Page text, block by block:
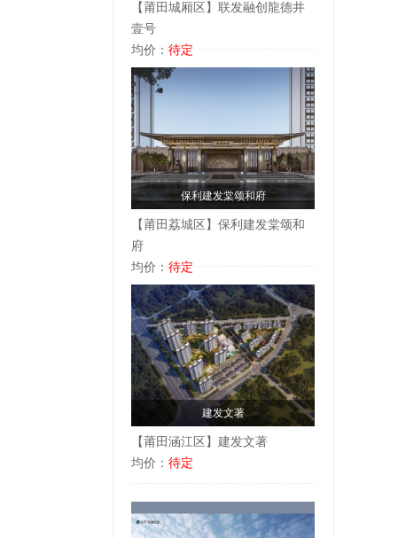
【莆田城厢区】联发融创龍德井
壹号
均价： 待定
保利建发棠颂和府
【莆田荔城区】保利建发棠颂和
府
均价： 待定
建发文著
【莆田涵江区】建发文著
均价： 待定